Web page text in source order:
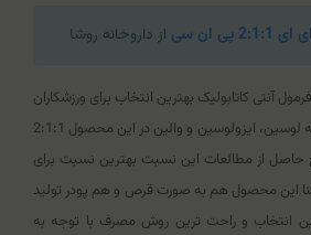
ان سی از داروخانه روشا
آنتی کاتابولیک بهترین انتخاب برای ورزشکاران
است. نسبت اسیدهای آمینه لوسین، ایزولوسین و والین در این محصول 2:1:1
حاصل از مطالعات این نسبت بهترین نسبت برای
این محصول هم به صورت قرص و هم پودر تولید
انتخاب و راحت ترین روش مصرف با توجه به